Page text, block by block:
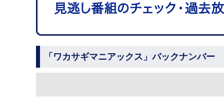
「ワカサギマニアックス」バックナンバー